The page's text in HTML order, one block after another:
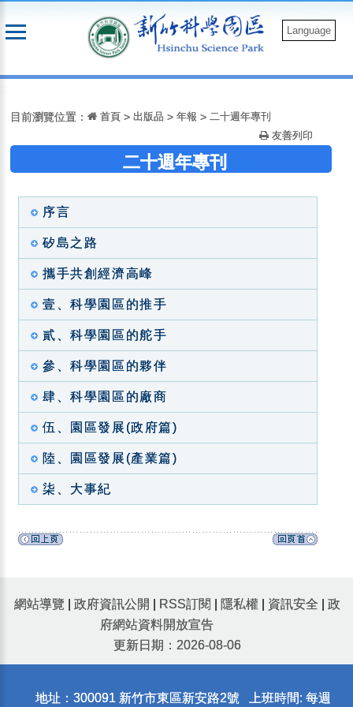
到
Language
目前瀏覽位置： 首頁 >出版品 >年報>二十週年專刊
友善列印
二十週年專刊
序言
矽島之路
攜手共創經濟高峰
壹、科學園區的推手
貳、科學園區的舵手
參、科學園區的夥伴
肆、科學園區的廠商
伍、園區發展(政府篇)
陸、園區發展(產業篇)
柒、大事紀
網站導覽 政府資訊公開 RSS訂閱 隱私權 資訊安全
政
府網站資料開放宣告
更新日期：2026-08-06
地址：300091 新竹市東區新安路2號 上班時間: 每週